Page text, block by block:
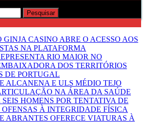
CASINO ABRE O ACESSO AOS
NA PLATAFORMA
RIO MAIOR NO
DOS TERRITÓRIOS
DE PORTUGAL
ALCANENA E ULS MÉDIO TEJO
NA ÁREA DA SAÚDE
HOMENS POR TENTATIVA DE
À INTEGRIDADE FÍSICA
ABRANTES OFERECE VIATURAS À